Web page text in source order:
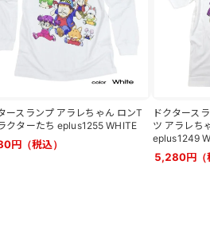
ースランプ アラレちゃん ロンT
クターたち eplus1255 WHITE
円（税込）
ドクタース
ツ アラレち
eplus1249
5,280円（